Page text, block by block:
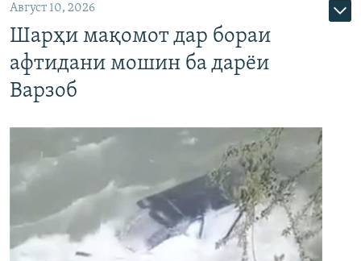
Август 10, 2026
Шарҳи мақомот дар бораи
афтидани мошин ба дарёи
Варзоб